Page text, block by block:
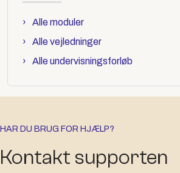
Alle moduler
Alle vejledninger
Alle undervisningsforløb
HAR DU BRUG FOR HJÆLP?
Kontakt supporten